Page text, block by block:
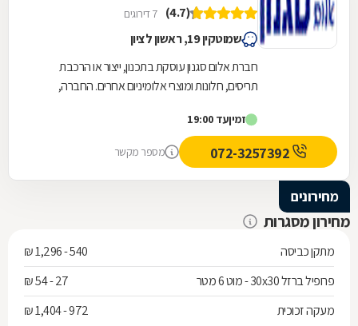
(4.7) 7 דירוגים
שמוטקין 19, ראשון לציון
חברת אלום סגנון עוסקת בתכנון, ייצור או הרכבת
תריסים, חלונות ומוצרי אלומיניום אחרים. החברה,
זמיןעד 19:00
מספר מקשר
מחירונים
מחירון מסגרות
מתקן כביסה
540 - 1,296 ₪
פרופיל ברזל 30x30 - מוט 6 מטר
27 - 54 ₪
מעקה זכוכית
972 - 1,404 ₪